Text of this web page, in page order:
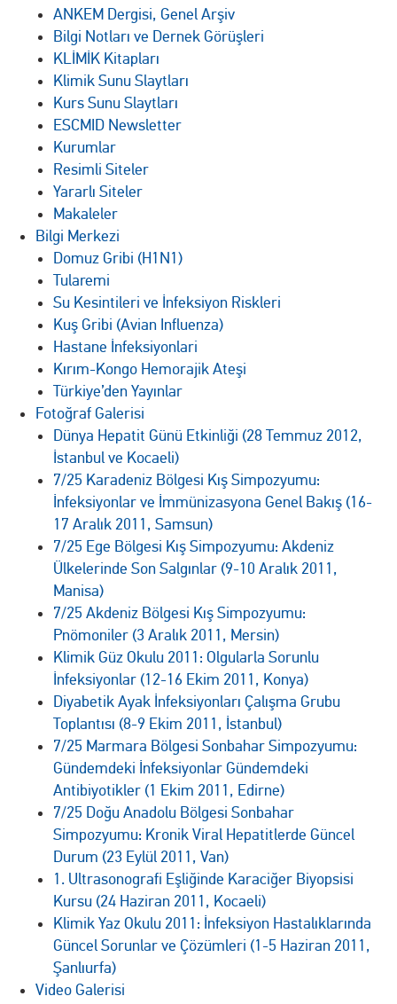
ANKEM Dergisi, Genel Arşiv
Bilgi Notları ve Dernek Görüşleri
KLİMİK Kitapları
Klimik Sunu Slaytları
Kurs Sunu Slaytları
ESCMID Newsletter
Kurumlar
Resimli Siteler
Yararlı Siteler
Makaleler
Bilgi Merkezi
Domuz Gribi (H1N1)
Tularemi
Su Kesintileri ve İnfeksiyon Riskleri
Kuş Gribi (Avian Influenza)
Hastane İnfeksiyonlari
Kırım-Kongo Hemorajik Ateşi
Türkiye’den Yayınlar
Fotoğraf Galerisi
Dünya Hepatit Günü Etkinliği (28 Temmuz 2012,
İstanbul ve Kocaeli)
7/25 Karadeniz Bölgesi Kış Simpozyumu:
İnfeksiyonlar ve İmmünizasyona Genel Bakış (16-
17 Aralık 2011, Samsun)
7/25 Ege Bölgesi Kış Simpozyumu: Akdeniz
Ülkelerinde Son Salgınlar (9-10 Aralık 2011,
Manisa)
7/25 Akdeniz Bölgesi Kış Simpozyumu:
Pnömoniler (3 Aralık 2011, Mersin)
Klimik Güz Okulu 2011: Olgularla Sorunlu
İnfeksiyonlar (12-16 Ekim 2011, Konya)
Diyabetik Ayak İnfeksiyonları Çalışma Grubu
Toplantısı (8-9 Ekim 2011, İstanbul)
7/25 Marmara Bölgesi Sonbahar Simpozyumu:
Gündemdeki İnfeksiyonlar Gündemdeki
Antibiyotikler (1 Ekim 2011, Edirne)
7/25 Doğu Anadolu Bölgesi Sonbahar
Simpozyumu: Kronik Viral Hepatitlerde Güncel
Durum (23 Eylül 2011, Van)
1. Ultrasonografi Eşliğinde Karaciğer Biyopsisi
Kursu (24 Haziran 2011, Kocaeli)
Klimik Yaz Okulu 2011: İnfeksiyon Hastalıklarında
Güncel Sorunlar ve Çözümleri (1-5 Haziran 2011,
Şanlıurfa)
Video Galerisi